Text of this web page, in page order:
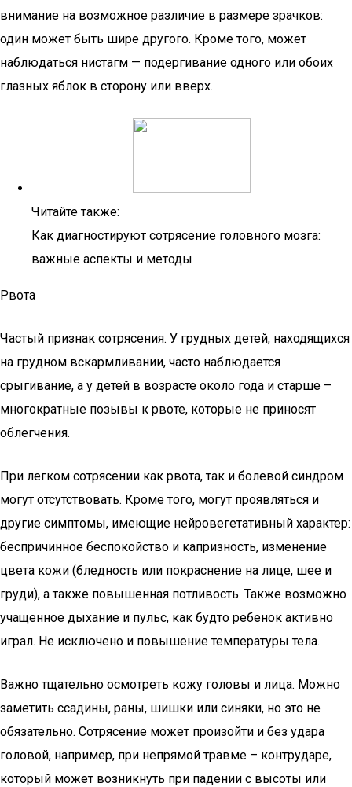
внимание на возможное различие в размере зрачков:
один может быть шире другого. Кроме того, может
наблюдаться нистагм — подергивание одного или обоих
глазных яблок в сторону или вверх.
Читайте также:
Как диагностируют сотрясение головного мозга:
важные аспекты и методы
Рвота
Частый признак сотрясения. У грудных детей, находящихся
на грудном вскармливании, часто наблюдается
срыгивание, а у детей в возрасте около года и старше –
многократные позывы к рвоте, которые не приносят
облегчения.
При легком сотрясении как рвота, так и болевой синдром
могут отсутствовать. Кроме того, могут проявляться и
другие симптомы, имеющие нейровегетативный характер:
беспричинное беспокойство и капризность, изменение
цвета кожи (бледность или покраснение на лице, шее и
груди), а также повышенная потливость. Также возможно
учащенное дыхание и пульс, как будто ребенок активно
играл. Не исключено и повышение температуры тела.
Важно тщательно осмотреть кожу головы и лица. Можно
заметить ссадины, раны, шишки или синяки, но это не
обязательно. Сотрясение может произойти и без удара
головой, например, при непрямой травме – контрударе,
который может возникнуть при падении с высоты или